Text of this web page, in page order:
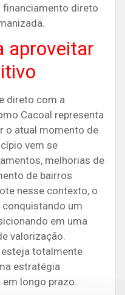
direto
aproveitar
direto com a
Cacoal representa
o atual momento de
vem se
melhorias de
de bairros
nesse contexto, o
um
em uma
valorização.
esteja totalmente
estratégia
longo prazo.